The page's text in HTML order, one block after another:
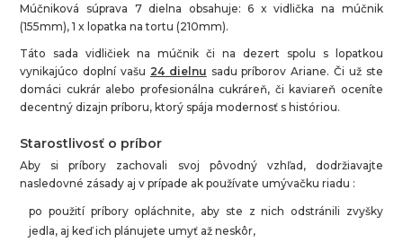
Múčniková súprava 7 dielna obsahuje: 6 x vidlička na múčnik
(155mm), 1 x lopatka na tortu (210mm).
Táto sada vidličiek na múčnik či na dezert spolu s lopatkou
vynikajúco doplní vašu 24 dielnu sadu príborov Ariane. Či už ste
domáci cukrár alebo profesionálna cukráreň, či kaviareň oceníte
decentný dizajn príboru, ktorý spája modernosť s históriou.
Starostlivosť o príbor
Aby si príbory zachovali svoj pôvodný vzhľad, dodržiavajte
nasledovné zásady aj v prípade ak používate umývačku riadu :
po použití príbory opláchnite, aby ste z nich odstránili zvyšky
jedla, aj keď ich plánujete umyť až neskôr,